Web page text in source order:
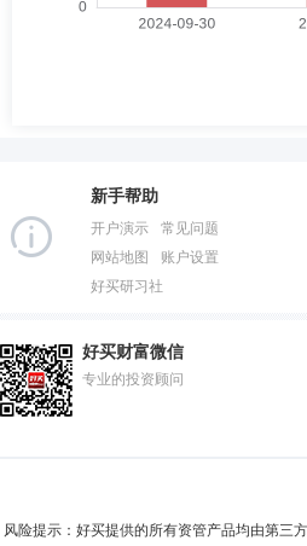
新手帮助
开户演示
常见问题
网站地图
账户设置
好买研习社
好买财富微信
专业的投资顾问
风险提示：好买提供的所有资管产品均由第三